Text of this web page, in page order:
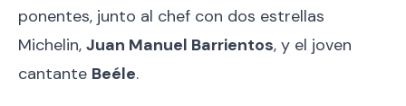
ponentes, junto al chef con dos estrellas
Michelin, Juan Manuel Barrientos, y el joven
cantante Beéle.